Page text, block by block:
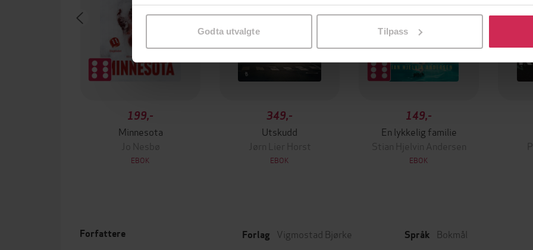
samtykke til spesifikke formål ved å klikke på «Tilpass». Du kan når som helst trekke
Godta utvalgte Tilpass
199,-
Minnesota
Jo Nesbø
EBOK
349,-
Utskudd
Jørn Lier Horst
EBOK
149,-
En lykkelig familie
Stian Hjelvin Andersen
EBOK
Forfattere Forlag Vigmostad Bjørke Språk Bokmål